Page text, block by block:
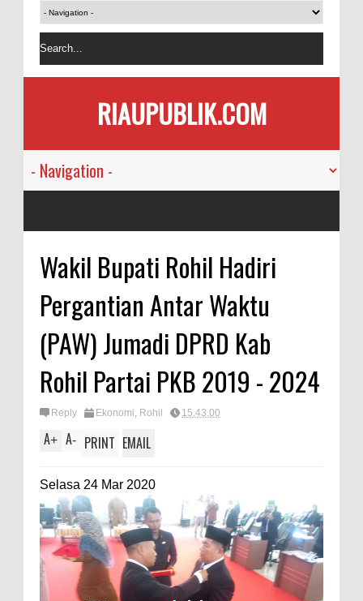
RIAUPUBLIK.COM
Wakil Bupati Rohil Hadiri
Pergantian Antar Waktu
(PAW) Jumadi DPRD Kab
Rohil Partai PKB 2019 - 2024
Reply Ekonomi, Rohil 15.43.00
A+ A- PRINT EMAIL
Selasa 24 Mar 2020